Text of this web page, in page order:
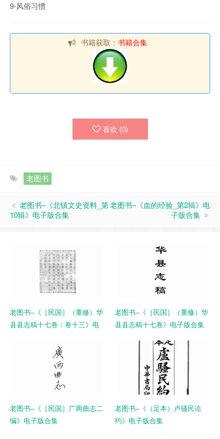
9-风俗习惯
书籍获取： 书籍合集
喜欢 (0)
老图书
老图书–《北镇文史资料_第
10辑》电子版合集
老图书–《血的经验_第2辑》电
子版合集
老图书–《［民国］（重修）华
县县志稿十七卷：卷十三》电
老图书–《［民国］（重修）华
县县志稿十七卷》电子版合集
老图书–《［民国］广两曲志二
编》电子版合集
老图书–《（足本）卢骚民论
约》电子版合集